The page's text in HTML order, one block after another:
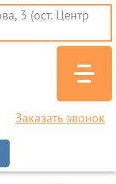
3 (ост. Центр
Заказать звонок